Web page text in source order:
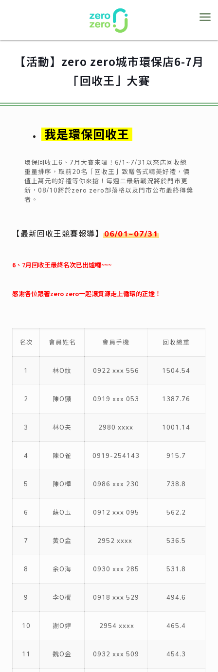
【活動】zero zero城市環保店6-7月
「回收王」大賽
我是環保回收王
環保回收王6、7月大賽來囉！6/1~7/31以來店回收總
重量排序，取前20名「回收王」致贈各式精美好禮，價
值上萬元的好禮等你來搶！每週二最新戰況將於門市更
新，08/10將於zero zero部落格以及門市公布最終得獎
者。
【最新回收王競賽報導】06/01~07/31
6、7月回收王最終名次已出爐囉~~~
感謝各位跟著zero zero一起讓資源走上循環的正途！
名次 會員姓名 會員手機 回收總重
1 林O紋 0922 xxx 556 1504.54
2 陳O顯 0919 xxx 053 1387.76
3 林O夫 2980 xxxx 1001.14
4 陳O雀 0919-254143 915.7
5 陳O樺 0986 xxx 230 738.8
6 蘇O玉 0912 xxx 095 562.2
7 黃O金 2952 xxxx 536.5
8 余O海 0930 xxx 285 531.8
9 李O樅 0918 xxx 529 494.6
10 謝O婷 2954 xxxx 465.4
11 魏O金 0932 xxx 509 454.3